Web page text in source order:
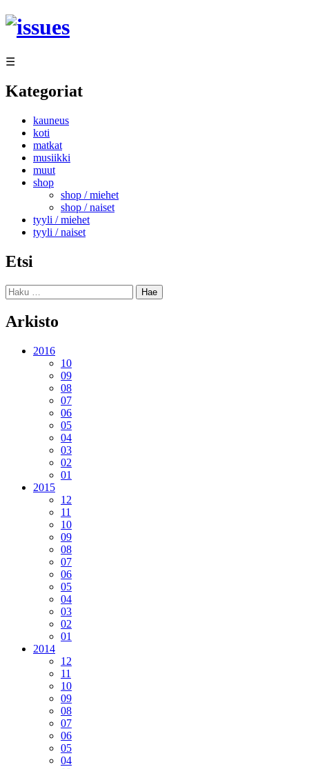
Siirry
sisältöön
☰
Kategoriat
kauneus
koti
matkat
musiikki
muut
shop
shop / miehet
shop / naiset
tyyli / miehet
tyyli / naiset
Etsi
Haku:
Arkisto
2016
10
09
08
07
06
05
04
03
02
01
2015
12
11
10
09
08
07
06
05
04
03
02
01
2014
12
11
10
09
08
07
06
05
04